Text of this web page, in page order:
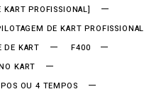
KART PROFISSIONAL]
DE KART PROFISSIONAL
DE KART
F400
KART
OU 4 TEMPOS